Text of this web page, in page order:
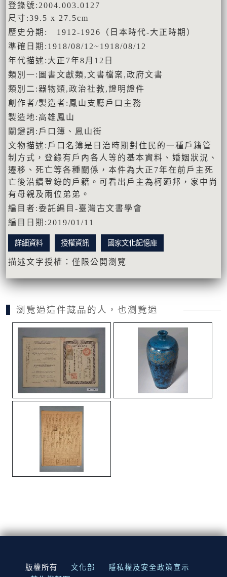
登錄號:2004.003.0127
尺寸:39.5 x 27.5cm
歷史分期: 1912-1926（日本時代-大正時期）
準確日期:1918/08/12~1918/08/12
年代描述:大正7年8月12日
類別一:圖書文獻類,文書檔案,政府文書
類別二:器物類,政治社教,證明證件
創作者/製造者:鳳山支廳戶口主務
製造地:高雄鳳山
關鍵詞:戶口簿、鳳山街
文物描述:戶口名簿是日治時期對住民的一種戶籍管
制方式，登錄有戶內各人等的基本資料、婚姻狀況、
遷移、死亡等各種關係，本件為大正7年在前戶主死
亡後沿續登錄的戶籍。可看出戶主為柯廼邦，家中尚
有母親及兩位弟弟。
編目者:委託編目-臺灣古文書學會
編目日期:2019/01/11
詳細資料 授權資訊 國家文化記憶庫
描述文字授權：僅限公開瀏覽
瀏覽過這件藏品的人，也瀏覽過
:::
版權所有 文化部
隱私權及安全政策宣示